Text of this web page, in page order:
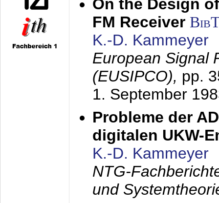
On the Design
FM Receiver
K.-D. Kammeyer
European Signal
(EUSIPCO), pp.
1. September
Probleme der
digitalen UKW-
K.-D. Kammeyer
NTG-
und